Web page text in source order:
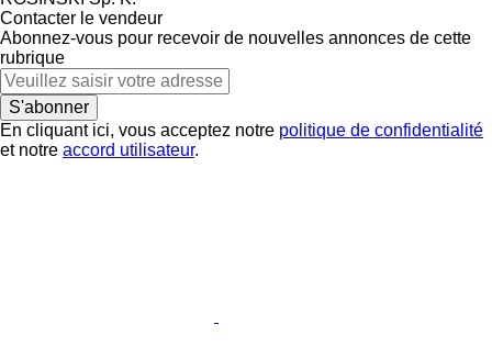
Contacter le vendeur
Abonnez-vous pour recevoir de nouvelles annonces de cette
rubrique
S'abonner
En cliquant ici, vous acceptez notre politique de confidentialité
et notre accord utilisateur.